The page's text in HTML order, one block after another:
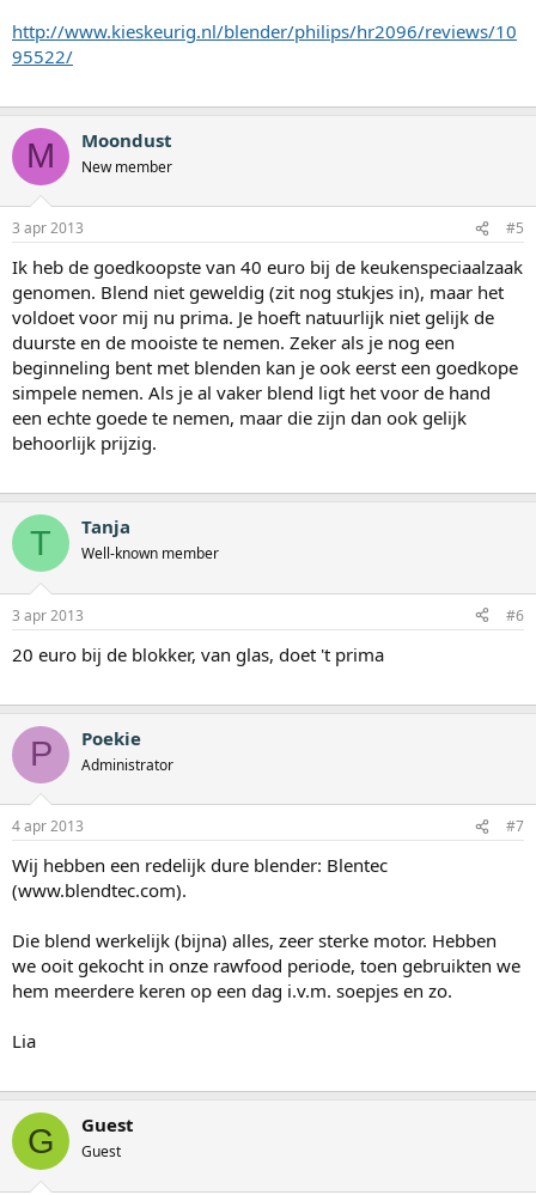
http://www.kieskeurig.nl/blender/philips/hr2096/reviews/10
95522/
M Moondust
New member
3 apr 2013 #5
Ik heb de goedkoopste van 40 euro bij de keukenspeciaalzaak
genomen. Blend niet geweldig (zit nog stukjes in), maar het
voldoet voor mij nu prima. Je hoeft natuurlijk niet gelijk de
duurste en de mooiste te nemen. Zeker als je nog een
beginneling bent met blenden kan je ook eerst een goedkope
simpele nemen. Als je al vaker blend ligt het voor de hand
een echte goede te nemen, maar die zijn dan ook gelijk
behoorlijk prijzig.
T Tanja
Well-known member
3 apr 2013 #6
20 euro bij de blokker, van glas, doet 't prima
P Poekie
Administrator
4 apr 2013 #7
Wij hebben een redelijk dure blender: Blentec
(www.blendtec.com).
Die blend werkelijk (bijna) alles, zeer sterke motor. Hebben
we ooit gekocht in onze rawfood periode, toen gebruikten we
hem meerdere keren op een dag i.v.m. soepjes en zo.
Lia
G Guest
Guest